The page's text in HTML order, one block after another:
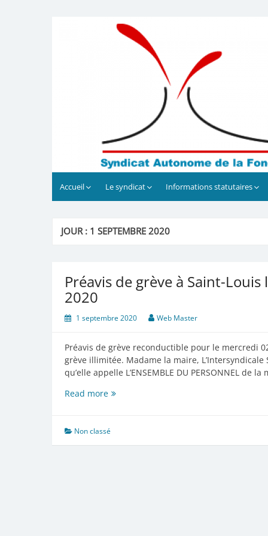
Syndicat Autonome de la
Accueil Le syndicat Informations statutaires
JOUR : 1 SEPTEMBRE 2020
Préavis de grève à Saint-
2020
1 septembre 2020 Web Master
Préavis de grève reconductible pour le mercredi
grève illimitée. Madame la maire, L’Intersyndicale
qu’elle appelle L’ENSEMBLE DU PERSONNEL de
Read morePréavis
à
Saint-
Non classé